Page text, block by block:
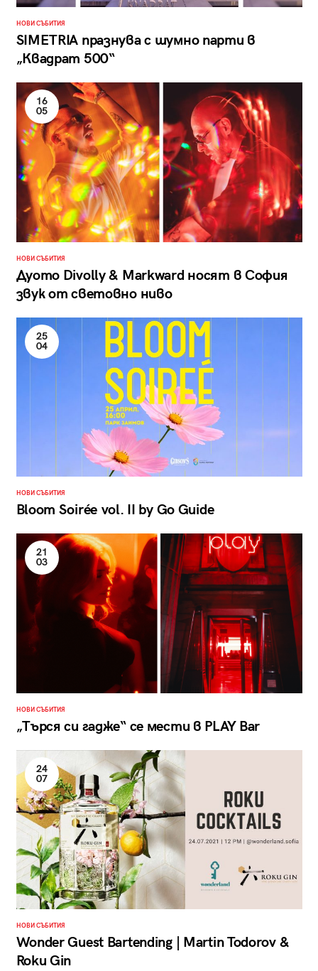
НОВИ СЪБИТИЯ
SIMETRIA празнува с шумно парти в
„Квадрат 500“
16
05
НОВИ СЪБИТИЯ
Дуото Divolly & Markward носят в София
звук от световно ниво
25
04
НОВИ СЪБИТИЯ
Bloom Soirée vol. II by Go Guide
21
03
НОВИ СЪБИТИЯ
„Търся си гадже“ се мести в PLAY Bar
24
07
НОВИ СЪБИТИЯ
Wonder Guest Bartending | Martin Todorov &
Roku Gin